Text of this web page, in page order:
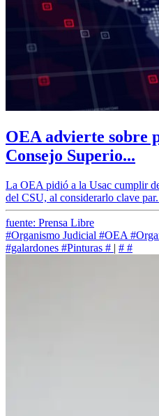
OEA advierte sobre
Consejo Superio...
La OEA pidió a la Usac cumplir
del CSU, al considerarlo clave
fuente: Prensa Libre
#Organismo Judicial #OEA
#galardones #Pinturas # | # #